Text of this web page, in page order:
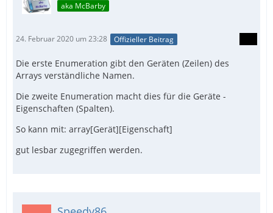
aka McBarby
24. Februar 2020 um 23:28 Offizieller Beitrag
Die erste Enumeration gibt den Geräten (Zeilen) des
Arrays verständliche Namen.
Die zweite Enumeration macht dies für die Geräte -
Eigenschaften (Spalten).
So kann mit: array[Gerät][Eigenschaft]
gut lesbar zugegriffen werden.